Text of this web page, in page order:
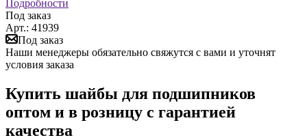
Подробности
Под заказ
Арт.: 41939
Под заказ
Наши менеджеры обязательно свяжутся с вами и уточнят
условия заказа
Купить шайбы для подшипников
оптом и в розницу с гарантией
качества